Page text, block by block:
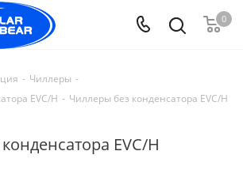
0
- Чиллеры -
EVC/H - Чиллеры без конденсатора EVC/H
EVC/H